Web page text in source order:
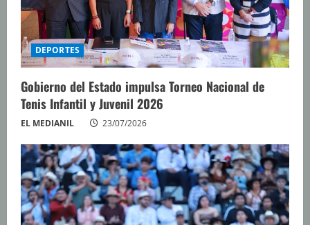
o
DEPORTES
Gobierno del Estado impulsa Torneo Nacional de
Tenis Infantil y Juvenil 2026
EL MEDIANIL 23/07/2026